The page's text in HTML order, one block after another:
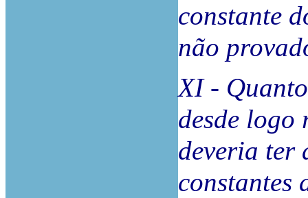
constante
não
XI -
desde
deveria ter
constantes